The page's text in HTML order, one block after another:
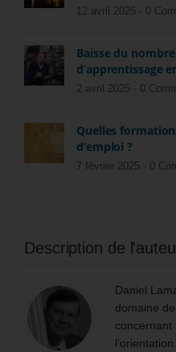
12 avril 2025 - 0
Baisse du
d’apprentissage
2 avril 2025 - 0
Quelles
d’emploi ?
7 février 2025 - 0
Description de
Daniel
domaine
concernant